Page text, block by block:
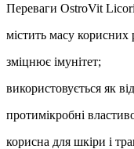
Переваги OstroVit
містить масу корисних
зміцнює імунітет;
використовується як
протимікробні
корисна для шкіри і